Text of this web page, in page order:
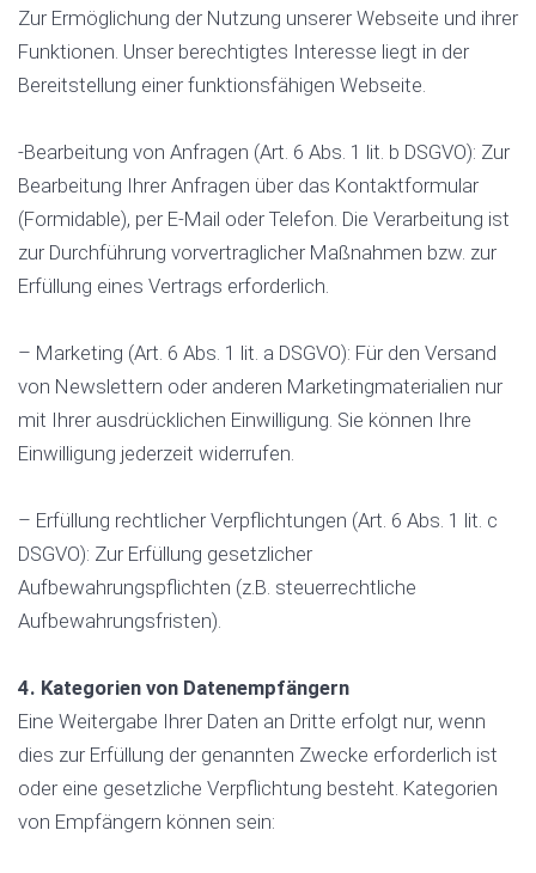
Zur Ermöglichung der Nutzung unserer Webseite und ihrer
Funktionen. Unser berechtigtes Interesse liegt in der
Bereitstellung einer funktionsfähigen Webseite.
-Bearbeitung von Anfragen (Art. 6 Abs. 1 lit. b DSGVO): Zur
Bearbeitung Ihrer Anfragen über das Kontaktformular
(Formidable), per E-Mail oder Telefon. Die Verarbeitung ist
zur Durchführung vorvertraglicher Maßnahmen bzw. zur
Erfüllung eines Vertrags erforderlich.
– Marketing (Art. 6 Abs. 1 lit. a DSGVO): Für den Versand
von Newslettern oder anderen Marketingmaterialien nur
mit Ihrer ausdrücklichen Einwilligung. Sie können Ihre
Einwilligung jederzeit widerrufen.
– Erfüllung rechtlicher Verpflichtungen (Art. 6 Abs. 1 lit. c
DSGVO): Zur Erfüllung gesetzlicher
Aufbewahrungspflichten (z.B. steuerrechtliche
Aufbewahrungsfristen).
4. Kategorien von Datenempfängern
Eine Weitergabe Ihrer Daten an Dritte erfolgt nur, wenn
dies zur Erfüllung der genannten Zwecke erforderlich ist
oder eine gesetzliche Verpflichtung besteht. Kategorien
von Empfängern können sein: